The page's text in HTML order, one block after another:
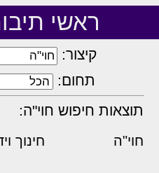
ראשי
קיצור:
תחום:
תוצאות חיפוש חוי"ה:
חוי"ה חינוך